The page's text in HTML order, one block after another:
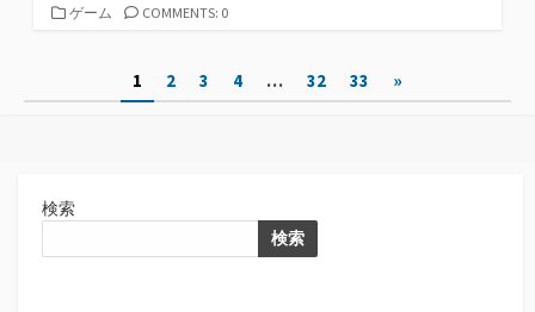
カ
ー
ゲーム COMMENTS: 0
ペ
1 2 3 4 … 32 33 »
検索
検索